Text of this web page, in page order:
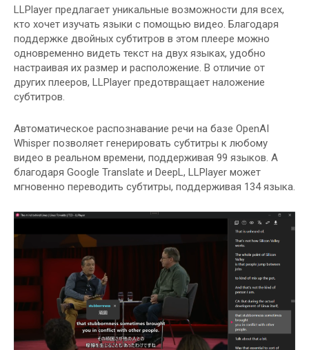
LLPlayer предлагает уникальные возможности для всех,
кто хочет изучать языки с помощью видео. Благодаря
поддержке двойных субтитров в этом плеере можно
одновременно видеть текст на двух языках, удобно
настраивая их размер и расположение. В отличие от
других плееров, LLPlayer предотвращает наложение
субтитров.
Автоматическое распознавание речи на базе OpenAI
Whisper позволяет генерировать субтитры к любому
видео в реальном времени, поддерживая 99 языков. А
благодаря Google Translate и DeepL, LLPlayer может
мгновенно переводить субтитры, поддерживая 134 языка.